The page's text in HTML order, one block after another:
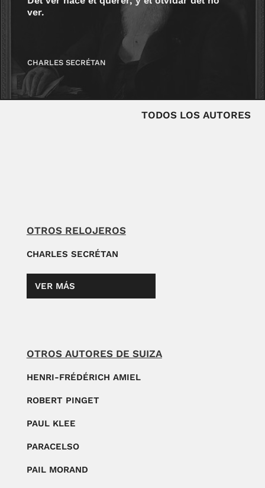
ver.
CHARLES SECRÉTAN
TODOS LOS AUTORES
OTROS RELOJEROS
CHARLES SECRÉTAN
VER MÁS
OTROS AUTORES DE SUIZA
HENRI-FRÉDÉRICH AMIEL
ROBERT PINGET
PAUL KLEE
PARACELSO
PAIL MORAND